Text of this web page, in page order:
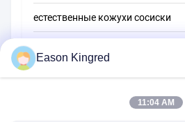
естественные кожухи сосиски
Пленка для упаковки пищевых
Eason Kingred
11:04 AM